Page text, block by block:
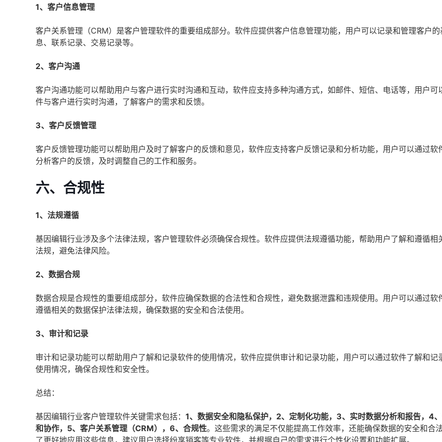
1、客户信息管理
客户关系管理（CRM）是客户管理软件的重要组成部分。软件应提供客户信息管理功能，用户可以记录和管理客户
息、联系记录、交易记录等。
2、客户沟通
客户沟通功能可以帮助用户与客户进行实时沟通和互动，软件应支持多种沟通方式，如邮件、短信、电话等，用户可
件与客户进行实时沟通，了解客户的需求和反馈。
3、客户反馈管理
客户反馈管理功能可以帮助用户及时了解客户的反馈和意见，软件应支持客户反馈记录和分析功能，用户可以通过软
分析客户的反馈，及时调整自己的工作和服务。
六、合规性
1、法规遵循
基因编辑行业涉及多个法律法规，客户管理软件必须确保合规性。软件应提供法规遵循功能，帮助用户了解和遵循相
法规，避免法律风险。
2、数据合规
数据合规是合规性的重要组成部分，软件应确保数据的合法性和合规性，避免数据泄露和违规使用。用户可以通过软
遵循相关的数据保护法律法规，确保数据的安全和合法使用。
3、审计和记录
审计和记录功能可以帮助用户了解和记录软件的使用情况，软件应提供审计和记录功能，用户可以通过软件了解和记
使用情况，确保合规性和安全性。
总结：
基因编辑行业客户管理软件关键需求包括： 1、数据安全和隐私保护，2、定制化功能，3、实时数据分析和报告，4
和协作，5、客户关系管理（CRM），6、合规性。这些需求的满足不仅能提高工作效率，还能确保数据的安全和合
了更好地应用这些信息，建议用户选择纷享销客等专业软件，并根据自己的需求进行个性化设置和功能扩展。